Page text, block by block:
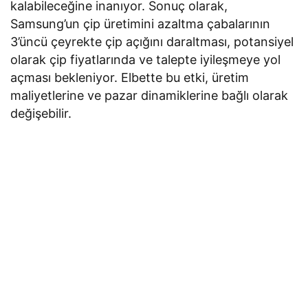
kalabileceğine inanıyor. Sonuç olarak,
Samsung’un çip üretimini azaltma çabalarının
3’üncü çeyrekte çip açığını daraltması, potansiyel
olarak çip fiyatlarında ve talepte iyileşmeye yol
açması bekleniyor. Elbette bu etki, üretim
maliyetlerine ve pazar dinamiklerine bağlı olarak
değişebilir.